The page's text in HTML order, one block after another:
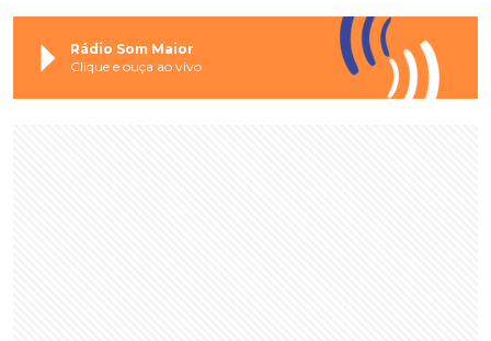
Rádio Som Maior
Clique e ouça ao vivo